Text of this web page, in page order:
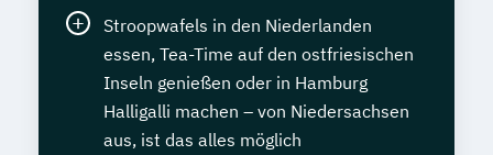
Stroopwafels in den Niederlanden
essen, Tea-Time auf den ostfriesischen
Inseln genießen oder in Hamburg
Halligalli machen – von Niedersachsen
aus, ist das alles möglich